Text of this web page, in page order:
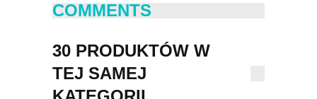
COMMENTS
30 PRODUKTÓW W
TEJ SAMEJ